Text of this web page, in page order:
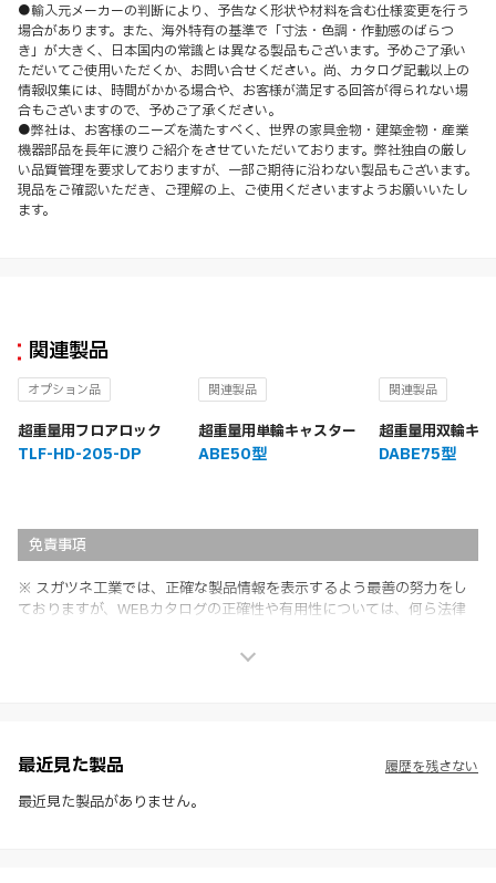
●輸入元メーカーの判断により、予告なく形状や材料を含む仕様変更を行う
場合があります。また、海外特有の基準で「寸法・色調・作動感のばらつ
き」が大きく、日本国内の常識とは異なる製品もございます。予めご了承い
ただいてご使用いただくか、お問い合せください。尚、カタログ記載以上の
情報収集には、時間がかかる場合や、お客様が満足する回答が得られない場
合もございますので、予めご了承ください。
●弊社は、お客様のニーズを満たすべく、世界の家具金物・建築金物・産業
機器部品を長年に渡りご紹介をさせていただいております。弊社独自の厳し
い品質管理を要求しておりますが、一部ご期待に沿わない製品もございます。
現品をご確認いただき、ご理解の上、ご使用くださいますようお願いいたし
ます。
関連製品
オプション品
超重量用フロアロック
TLF-HD-205-DP
関連製品
超重量用単輪キャスター
ABE50型
関連製品
超重量用双輪キ
DABE75型
免責事項
※ スガツネ工業では、正確な製品情報を表示するよう最善の努力をし
ておりますが、WEBカタログの正確性や有用性については、何ら法律
社製品の使用ご検討、又は販売促進目的の利用に限ります。
※ 本WEBサイト製品情報のご利用にあたっては、WEBサイト利用規
約、プライバシーポリシー、製品情報ガイドをご確認いただき、内容の
最近見た製品
最近見た製品がありません。
履歴を残さない